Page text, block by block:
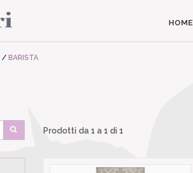
HOME
/ BARISTA
Prodotti da 1 a 1 di 1